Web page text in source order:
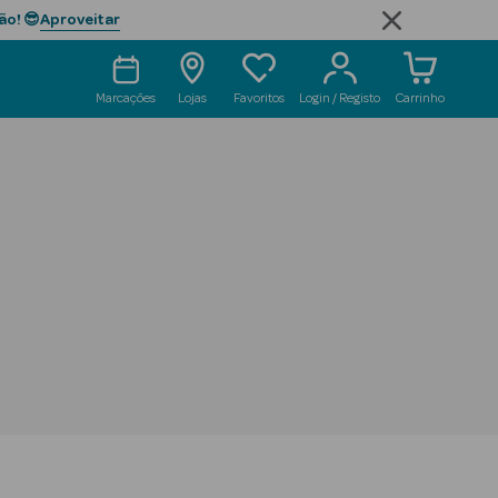
😎Aproveitar
Marcações Lojas Favoritos Login / Registo Carrinho